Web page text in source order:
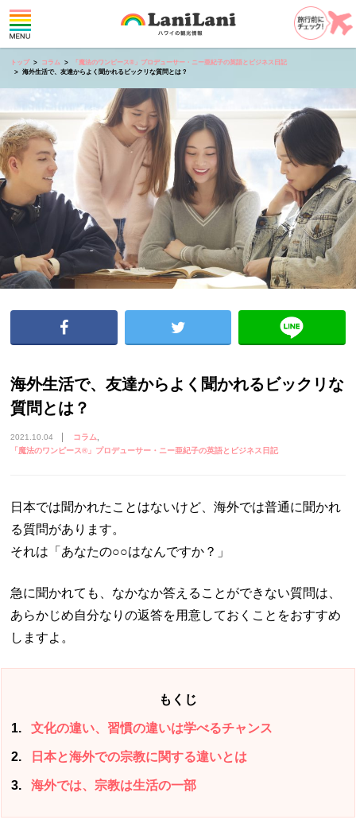
トップ コラム
「魔法のワンピース®︎」プロデューサー・ニー亜紀子の英語とビジネス日記
海外生活で、友達からよく聞かれるビックリな質問とは？
海外生活で、友達からよく聞かれるビックリな
質問とは？
2021.10.04
コラム
「魔法のワンピース®︎」プロデューサー・ニー亜紀子の英語とビジネス日記
日本では聞かれたことはないけど、海外では普通に聞かれ
る質問があります。
それは「あなたの○○はなんですか？」
急に聞かれても、なかなか答えることができない質問は、
あらかじめ自分なりの返答を用意しておくことをおすすめ
しますよ。
もくじ
1 文化の違い、習慣の違いは学べるチャンス
2 日本と海外での宗教に関する違いとは
3 海外では、宗教は生活の一部